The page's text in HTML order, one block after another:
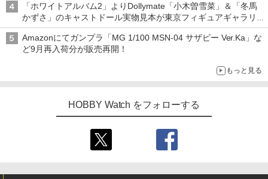
「ホワイトアルバム2」よりDollymate「小木曽雪菜」＆「冬馬
かずさ」のキャストドール実物見本が東京フィギュアギャラリー
にて展示中
Amazonにてガンプラ「MG 1/100 MSN-04 サザビー Ver.Ka」な
ど9月再入荷分が販売再開！
もっと見る
HOBBY Watch をフォローする